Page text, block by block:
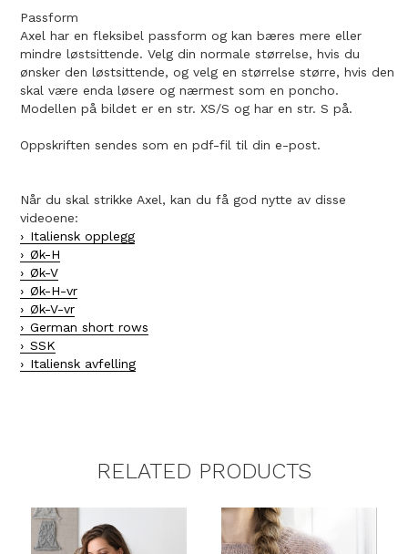
Passform
Axel har en fleksibel passform og kan bæres mere eller
mindre løstsittende. Velg din normale størrelse, hvis du
ønsker den løstsittende, og velg en størrelse større, hvis den
skal være enda løsere og nærmest som en poncho.
Modellen på bildet er en str. XS/S og har en str. S på.
Oppskriften sendes som en pdf-fil til din e-post.
Når du skal strikke Axel, kan du få god nytte av disse
videoene:
Italiensk opplegg
Øk-H
Øk-V
Øk-H-vr
Øk-V-vr
German short rows
SSK
Italiensk avfelling
RELATED PRODUCTS